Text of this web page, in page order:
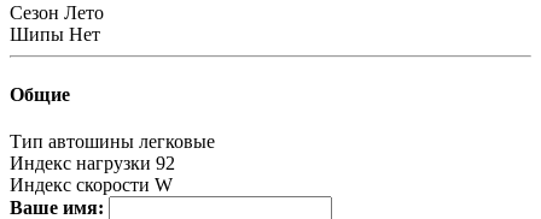
Сезон Лето
Шипы Нет
Общие
Тип автошины легковые
Индекс нагрузки 92
Индекс скорости W
Ваше имя: